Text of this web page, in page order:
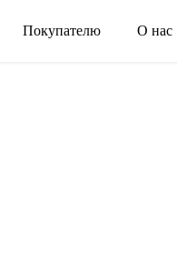
Покупателю О нас